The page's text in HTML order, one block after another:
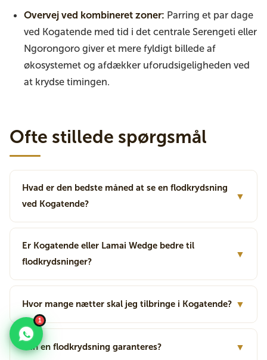
Overvej ved kombineret zoner: Parring et par dage
ved Kogatende med tid i det centrale Serengeti eller
Ngorongoro giver et mere fyldigt billede af
økosystemet og afdækker uforudsigeligheden ved
at krydse timingen.
Ofte stillede spørgsmål
Hvad er den bedste måned at se en flodkrydsning
ved Kogatende?
▼
Er Kogatende eller Lamai Wedge bedre til
flodkrydsninger?
▼
Hvor mange nætter skal jeg tilbringe i Kogatende? ▼
Kan en flodkrydsning garanteres? ▼
1